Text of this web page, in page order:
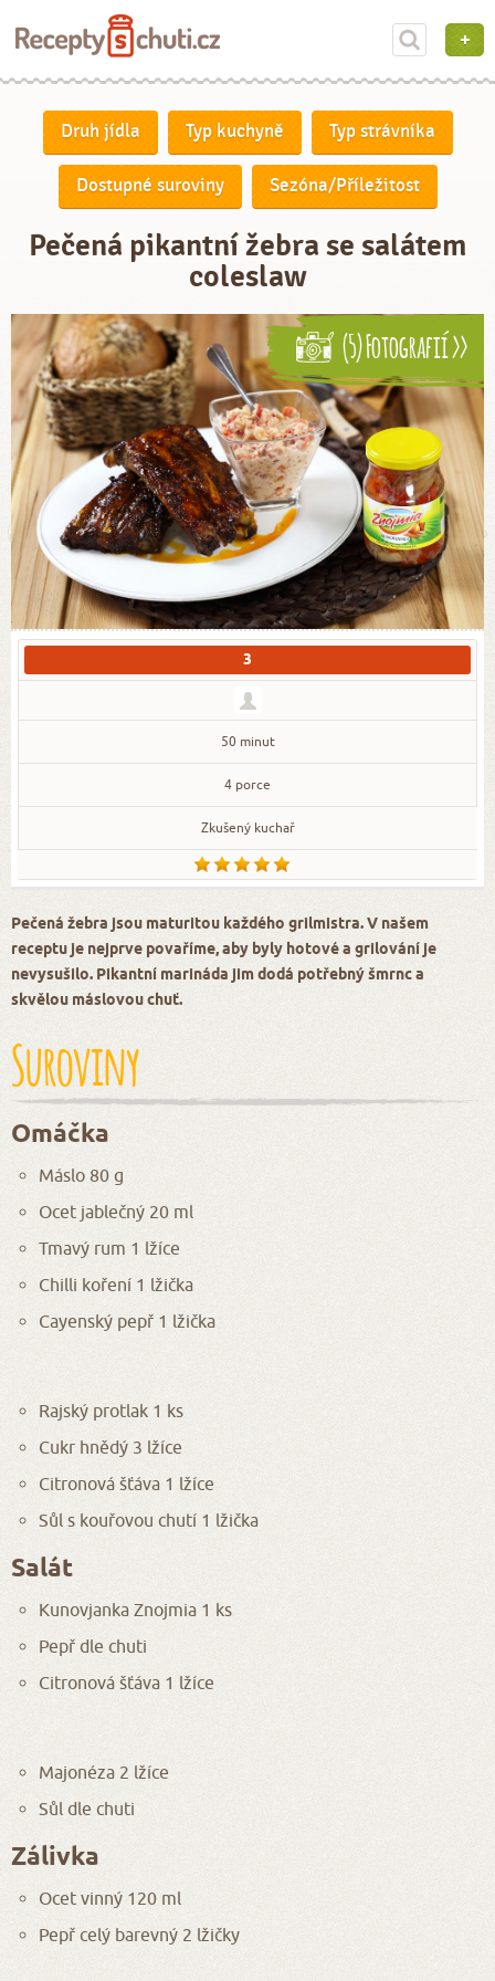
Druh jídla Typ kuchyně Typ strávníka
Dostupné suroviny Sezóna/Příležitost
Pečená pikantní žebra se salátem
coleslaw
(5) Fotografií >>
3
50 minut
4 porce
Zkušený kuchař
Pečená žebra jsou maturitou každého grilmistra. V našem
receptu je nejprve povaříme, aby byly hotové a grilování je
nevysušilo. Pikantní marináda jim dodá potřebný šmrnc a
skvělou máslovou chuť.
Suroviny
Omáčka
Máslo 80 g
Ocet jablečný 20 ml
Tmavý rum 1 lžíce
Chilli koření 1 lžička
Cayenský pepř 1 lžička
Rajský protlak 1 ks
Cukr hnědý 3 lžíce
Citronová šťáva 1 lžíce
Sůl s kouřovou chutí 1 lžička
Salát
Kunovjanka Znojmia 1 ks
Pepř dle chuti
Citronová šťáva 1 lžíce
Majonéza 2 lžíce
Sůl dle chuti
Zálivka
Ocet vinný 120 ml
Pepř celý barevný 2 lžičky